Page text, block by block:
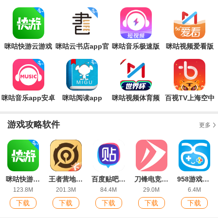
得优质的体验。这一系列的软件用户需求量大，软件
咪咕快游云游戏 咪咕云书店app官 咪咕音乐极速版
咪咕视频爱看版
咪咕音乐app安卓
咪咕阅读app
咪咕视频体育频
百视TV上海空中
游戏攻略软件 更多
咪咕快游正版
123.8M
下载
王者营地app最新版
201.3M
下载
百度贴吧最新版
84.4M
下载
刀锋电竞陪玩app安卓版
29.0M
下载
958游戏盒手机版
6.4M
下载